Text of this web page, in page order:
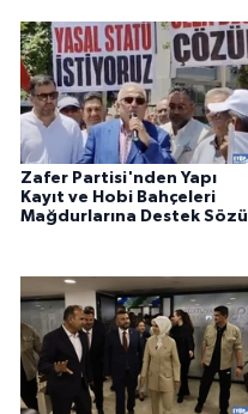
Zafer Partisi'nden Yapı
Kayıt ve Hobi Bahçeleri
Mağdurlarına Destek Sözü